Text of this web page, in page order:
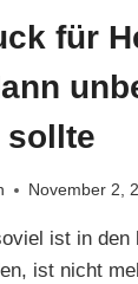
FRÜHLING/
für
sollte
November 2,
ist in den
ist nicht